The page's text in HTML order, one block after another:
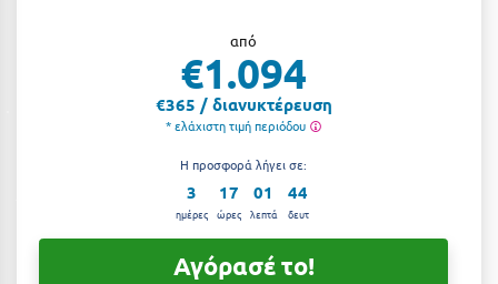
Δες όλες τις προσφορές
Δες όλα τα πακέτα διακοπών
από
€1.094
€365 / διανυκτέρευση
* ελάχιστη τιμή περιόδου
Η προσφορά λήγει σε:
3
ημέρες
17
ώρες
01
λεπτά
43
δευτ
Αγόρασέ το!